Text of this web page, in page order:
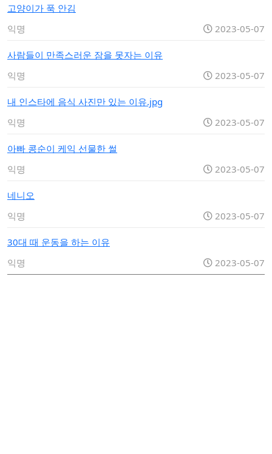
고양이가 푹 안김
익명
2023-05-07
사람들이 만족스러운 잠을 못자는 이유
익명
2023-05-07
내 인스타에 음식 사진만 있는 이유.jpg
익명
2023-05-07
아빠 콩순이 케익 선물한 썰
익명
2023-05-07
네니오
익명
2023-05-07
30대 때 운동을 하는 이유
익명
2023-05-07